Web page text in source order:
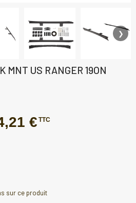
❯
MNT US RANGER 19ON
€ TTC
sur ce produit